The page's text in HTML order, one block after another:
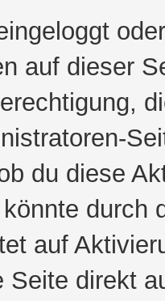
auf dieser
du diese
durch
auf
Seite direkt